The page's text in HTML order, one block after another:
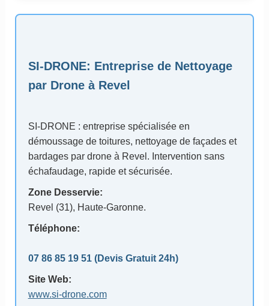
SI-DRONE: Entreprise de Nettoyage
par Drone à Revel
SI-DRONE : entreprise spécialisée en
démoussage de toitures, nettoyage de façades et
bardages par drone à Revel. Intervention sans
échafaudage, rapide et sécurisée.
Zone Desservie:
Revel (31), Haute-Garonne.
Téléphone:
07 86 85 19 51(Devis Gratuit 24h)
Site Web:
www.si-drone.com